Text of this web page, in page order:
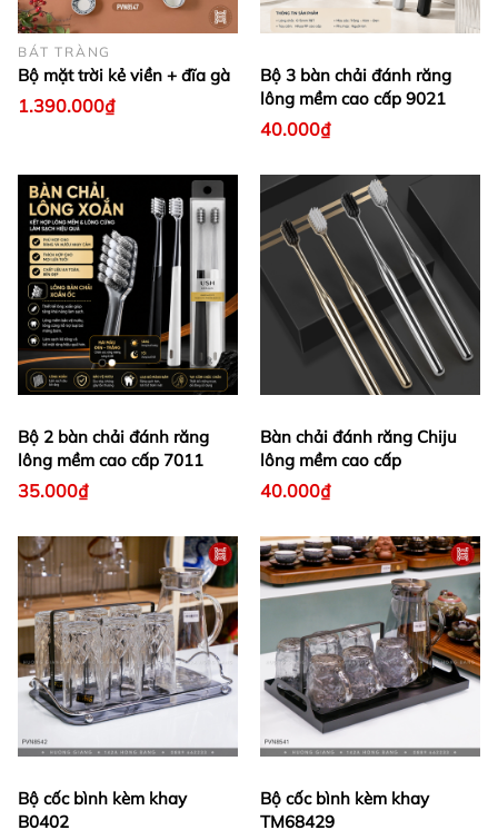
BÁT TRÀNG
Bộ mặt trời kẻ viền + đĩa gà
1.390.000₫
Bộ 3 bàn chải đánh răng
lông mềm cao cấp 9021
40.000₫
Bộ 2 bàn chải đánh răng
lông mềm cao cấp 7011
35.000₫
Bàn chải đánh răng Chiju
lông mềm cao cấp
40.000₫
Bộ cốc bình kèm khay
B0402
Bộ cốc bình kèm khay
TM68429